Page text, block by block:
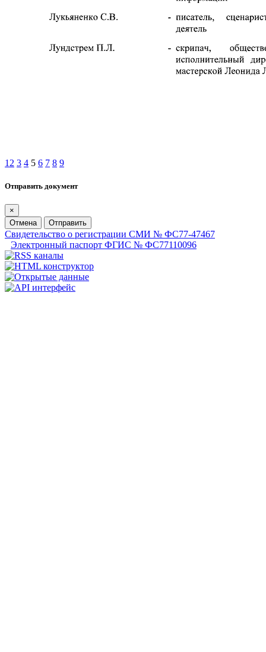
1 2 3 4 5 6 7 8 9
Отправить документ
×
Отмена
Отправить
Свидетельство о регистрации СМИ № ФС77-47467
Электронный паспорт ФГИС № ФС77110096